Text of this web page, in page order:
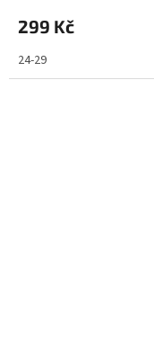
299 Kč
24-29